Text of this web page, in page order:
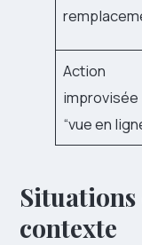
Action
improvisée
“vue en
Situations
contexte